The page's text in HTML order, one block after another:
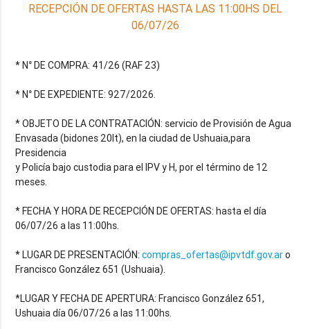
RECEPCIÓN DE OFERTAS HASTA LAS 11:00HS DEL
06/07/26
* N° DE COMPRA: 41/26 (RAF 23)
* N° DE EXPEDIENTE: 927/2026.
* OBJETO DE LA CONTRATACIÓN: servicio de Provisión de Agua
Envasada (bidones 20lt), en la ciudad de Ushuaia,para
Presidencia
y Policía bajo custodia para el IPV y H, por el término de 12
meses.
* FECHA Y HORA DE RECEPCIÓN DE OFERTAS: hasta el día
06/07/26 a las 11:00hs.
* LUGAR DE PRESENTACIÓN:compras_ofertas@ipvtdf.gov.aro
Francisco González 651 (Ushuaia).
*LUGAR Y FECHA DE APERTURA: Francisco González 651,
Ushuaia día 06/07/26 a las 11:00hs.